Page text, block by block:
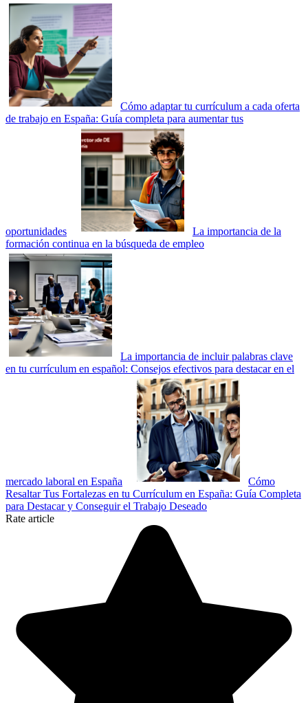
Cómo adaptar tu currículum a cada oferta
de trabajo en España: Guía completa para aumentar tus
oportunidades
La importancia de la
formación continua en la búsqueda de empleo
La importancia de incluir palabras clave
en tu currículum en español: Consejos efectivos para destacar en el
mercado laboral en España
Cómo
Resaltar Tus Fortalezas en tu Currículum en España: Guía Completa
para Destacar y Conseguir el Trabajo Deseado
Rate article